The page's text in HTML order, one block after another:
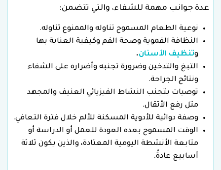
عدة جوانب مهمة للشفاء، والتي تتضمن:
نوعية الطعام المسموح تناوله والممنوع تناوله.
النظافة الفموية وصحة الفم وكيفية العناية بها
وتنظيف الأسنان.
التبغ والتدخين وضرورة تجنبه وأضراره على الشفاء
ونتائج الجراحة.
توصيات بتجنب النشاط الفيزيائي العنيف والمجهد
مثل رفع الأثقال.
وصفة دوائية للأدوية المسكنة للألم خلال فترة التعافي.
الوقت المسموح بعده العودة للعمل أو الدراسة أو
متابعة الأنشطة اليومية المعتادة، والذين يكون ثلاثة
أسابيع عادةً.